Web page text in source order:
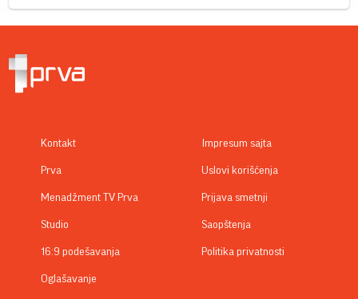
naslednim faktorima i blizanačkoj trudnoći